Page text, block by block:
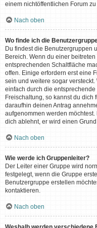
einem nichtöffentlichen Forum
Nach oben
Wo finde ich die
Du findest die Benutzergruppen
Bereich. Wenn du einer
entsprechenden Schaltfläche
offen. Einige erfordern erst eine
sein und weitere sogar
einfach durch die
Freischaltung, so kannst du
daraufhin deinen Antrag
aufgenommen werden
dich ablehnt, er wird einen
Nach oben
Wie werde ich Gruppenleiter?
Der Leiter einer Gruppe wird
festgelegt, wenn die Gruppe
Benutzergruppe erstellen
kontaktieren.
Nach oben